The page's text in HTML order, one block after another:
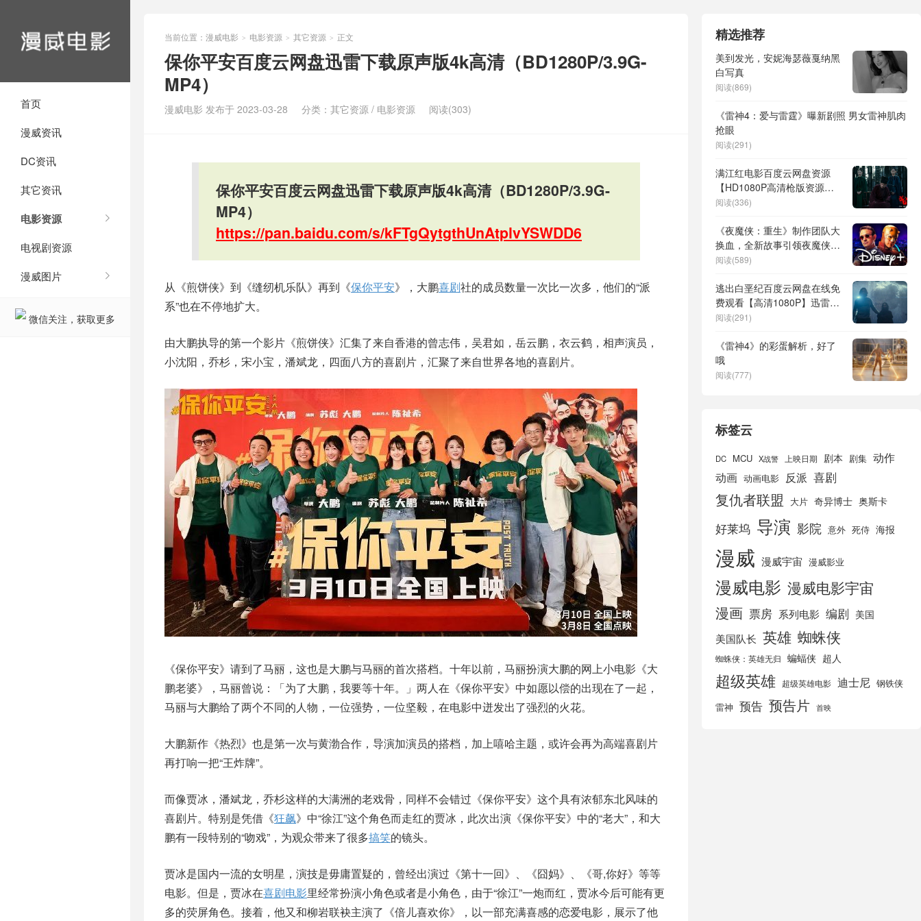
首页
漫威资讯
DC资讯
其它资讯
电影资源
电视剧资源
漫威图片
微信关注，获取更多
当前位置： 漫威电影 > 电影资源 > 其它资源 > 正文
保你平安百度云网盘迅雷下载原声版4k高清（BD1280P/3.9G-
MP4）
漫威电影 发布于 2023-03-28 分类： 其它资源 / 电影资源 阅读(303)
保你平安百度云网盘迅雷下载原声版4k高清（BD1280P/3.9G-
MP4）
https://pan.baidu.com/s/kFTgQytgthUnAtplvYSWDD6
从《煎饼侠》到《缝纫机乐队》再到《保你平安》，大鹏喜剧社的成员数量一次比一次多，他们的“派
系”也在不停地扩大。
由大鹏执导的第一个影片《煎饼侠》汇集了来自香港的曾志伟，吴君如，岳云鹏，衣云鹤，相声演员，
小沈阳，乔杉，宋小宝，潘斌龙，四面八方的喜剧片，汇聚了来自世界各地的喜剧片。
《保你平安》请到了马丽，这也是大鹏与马丽的首次搭档。十年以前，马丽扮演大鹏的网上小电影《大
鹏老婆》，马丽曾说：「为了大鹏，我要等十年。」两人在《保你平安》中如愿以偿的出现在了一起，
马丽与大鹏给了两个不同的人物，一位强势，一位坚毅，在电影中迸发出了强烈的火花。
大鹏新作《热烈》也是第一次与黄渤合作，导演加演员的搭档，加上嘻哈主题，或许会再为高端喜剧片
再打响一把“王炸牌”。
而像贾冰，潘斌龙，乔杉这样的大满洲的老戏骨，同样不会错过《保你平安》这个具有浓郁东北风味的
喜剧片。特别是凭借《狂飙》中“徐江”这个角色而走红的贾冰，此次出演《保你平安》中的“老大”，和大
鹏有一段特别的“吻戏”，为观众带来了很多搞笑的镜头。
贾冰是国内一流的女明星，演技是毋庸置疑的，曾经出演过《第十一回》、《囧妈》、《哥,你好》等等
电影。但是，贾冰在喜剧电影里经常扮演小角色或者是小角色，由于“徐江”一炮而红，贾冰今后可能有更
多的荧屏角色。接着，他又和柳岩联袂主演了《倍儿喜欢你》，以一部充满喜感的恋爱电影，展示了他
精选推荐
美到发光，安妮海瑟薇戛纳黑
白写真
阅读(869)
《雷神4：爱与雷霆》曝新剧照 男女雷神肌肉
抢眼
阅读(291)
满江红电影百度云网盘资源
【HD1080P高清枪版资源】
阿里云盘
阅读(336)
《夜魔侠：重生》制作团队大
换血，全新故事引领夜魔侠再
度重生
阅读(589)
逃出白垩纪百度云网盘在线免
费观看【高清1080P】迅雷资
源下载
阅读(291)
《雷神4》的彩蛋解析，好了
哦
阅读(777)
标签云
DC MCU X战警 上映日期 剧本 剧集 动作
动画 动画电影 反派 喜剧
复仇者联盟 大片 奇异博士 奥斯卡
好莱坞 导演 影院 意外 死侍 海报
漫威 漫威宇宙 漫威影业
漫威电影 漫威电影宇宙
漫画 票房 系列电影 编剧 美国
美国队长 英雄 蜘蛛侠
蜘蛛侠：英雄无归 蝙蝠侠 超人
超级英雄 超级英雄电影 迪士尼 钢铁侠
雷神 预告 预告片 首映